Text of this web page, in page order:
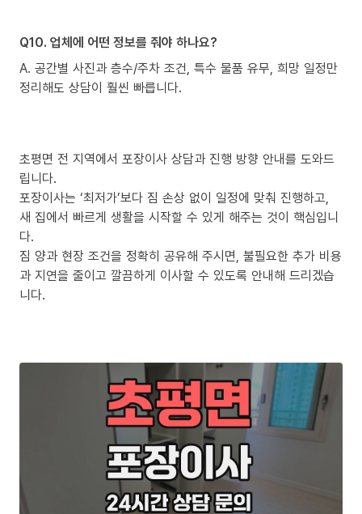
Q10. 업체에 어떤 정보를 줘야 하나요?
A. 공간별 사진과 층수/주차 조건, 특수 물품 유무, 희망 일정만
정리해도 상담이 훨씬 빠릅니다.
초평면 전 지역에서 포장이사 상담과 진행 방향 안내를 도와드
립니다.
포장이사는 ‘최저가’보다 짐 손상 없이 일정에 맞춰 진행하고,
새 집에서 빠르게 생활을 시작할 수 있게 해주는 것이 핵심입니
다.
짐 양과 현장 조건을 정확히 공유해 주시면, 불필요한 추가 비용
과 지연을 줄이고 깔끔하게 이사할 수 있도록 안내해 드리겠습
니다.